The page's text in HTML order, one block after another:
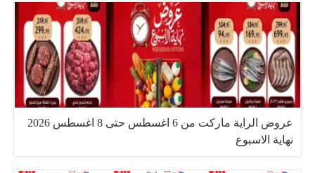
عروض الراية ماركت من 6 اغسطس حتى 8 اغسطس 2026
نهاية الاسبوع